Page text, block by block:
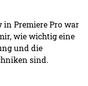
in Premiere Pro war
wie wichtig eine
und die
sind.